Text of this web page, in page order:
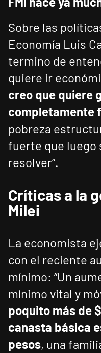
Sobre las
Economía Luis
termino de
quiere ir
creo que quiere
completamente
pobreza
fuerte que luego
resolver”.
Críticas a la
Milei
La economista
con el reciente
mínimo: “Un
mínimo vital y
poquito más de
canasta básica
pesos, una